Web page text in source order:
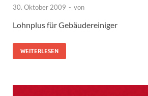
30. Oktober 2009 - von
Lohnplus für Gebäudereiniger
WEITERLESEN